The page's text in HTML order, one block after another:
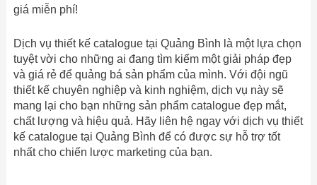
giá miễn phí!
Dịch vụ thiết kế catalogue tại Quảng Bình là một lựa chọn
tuyệt vời cho những ai đang tìm kiếm một giải pháp đẹp
và giá rẻ để quảng bá sản phẩm của mình. Với đội ngũ
thiết kế chuyên nghiệp và kinh nghiệm, dịch vụ này sẽ
mang lại cho bạn những sản phẩm catalogue đẹp mắt,
chất lượng và hiệu quả. Hãy liên hệ ngay với dịch vụ thiết
kế catalogue tại Quảng Bình để có được sự hỗ trợ tốt
nhất cho chiến lược marketing của bạn.